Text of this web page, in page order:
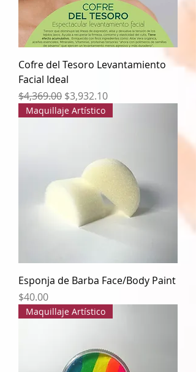
Cofre del Tesoro Levantamiento
Facial Ideal
Precio
$4,369.00 Precio de oferta
$3,932.10
Maquillaje Artístico
Esponja de Barba Face/Body Paint
Precio
$40.00
Maquillaje Artístico